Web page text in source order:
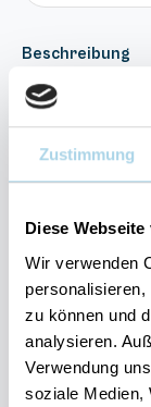
Zustimmung
Diese
Wir verwenden
zu können und
analysieren.
Verwendung
soziale Medien,
Beschreibung
Ausstattung
Ihre Vorteile
Bestpreis-
Flexible
Risikofrei